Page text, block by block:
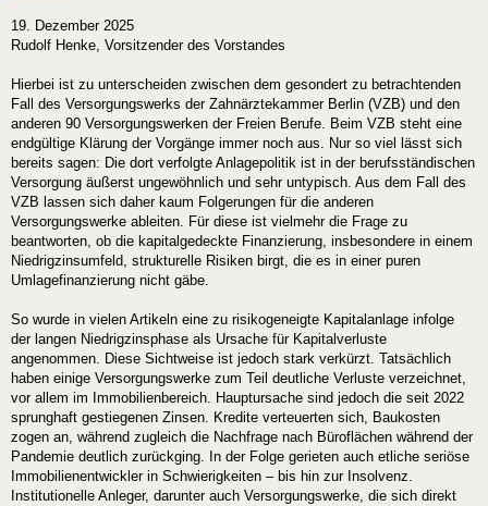
19. Dezember 2025
Rudolf Henke, Vorsitzender des Vorstandes
Hierbei ist zu unterscheiden zwischen dem gesondert zu betrachtenden
Fall des Versorgungswerks der Zahnärztekammer Berlin (VZB) und den
anderen 90 Versorgungswerken der Freien Berufe. Beim VZB steht eine
endgültige Klärung der Vorgänge immer noch aus. Nur so viel lässt sich
bereits sagen: Die dort verfolgte Anlagepolitik ist in der berufsständischen
Versorgung äußerst ungewöhnlich und sehr untypisch. Aus dem Fall des
VZB lassen sich daher kaum Folgerungen für die anderen
Versorgungswerke ableiten. Für diese ist vielmehr die Frage zu
beantworten, ob die kapitalgedeckte Finanzierung, insbesondere in einem
Niedrigzinsumfeld, strukturelle Risiken birgt, die es in einer puren
Umlagefinanzierung nicht gäbe.
So wurde in vielen Artikeln eine zu risikogeneigte Kapitalanlage infolge
der langen Niedrigzinsphase als Ursache für Kapitalverluste
angenommen. Diese Sichtweise ist jedoch stark verkürzt. Tatsächlich
haben einige Versorgungswerke zum Teil deutliche Verluste verzeichnet,
vor allem im Immobilienbereich. Hauptursache sind jedoch die seit 2022
sprunghaft gestiegenen Zinsen. Kredite verteuerten sich, Baukosten
zogen an, während zugleich die Nachfrage nach Büroflächen während der
Pandemie deutlich zurückging. In der Folge gerieten auch etliche seriöse
Immobilienentwickler in Schwierigkeiten – bis hin zur Insolvenz.
Institutionelle Anleger, darunter auch Versorgungswerke, die sich direkt